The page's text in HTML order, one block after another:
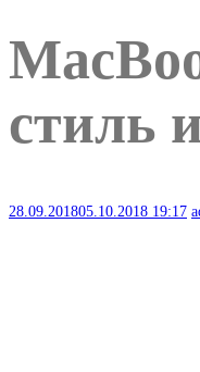
стиль
28.09.201805.10.2018 19:17